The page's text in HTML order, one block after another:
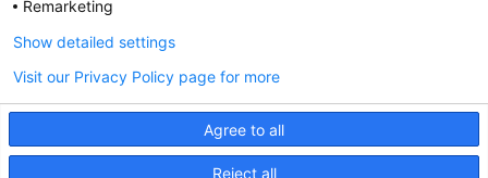
Regulamin konkursu Asmenol
Kontakt
PRODUKTY POLPHARMY
SOCIAL MEDIA
Remarketing
Agree to all
Reject all
Show detailed settings
Visit our Privacy Policy page for more